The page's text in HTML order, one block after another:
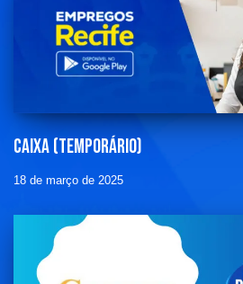
Caixa (temporário)
18 de março de 2025